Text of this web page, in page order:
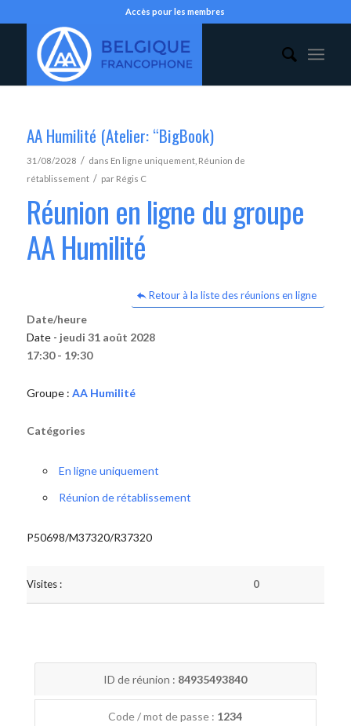
Accès pour les membres
AA Humilité (Atelier: “BigBook)
31/08/2028 / dans En ligne uniquement, Réunion de
rétablissement / par Régis C
Réunion en ligne du groupe
AA Humilité
Retour à la liste des réunions en ligne
Date/heure
Date - jeudi 31 août 2028
17:30 - 19:30
Groupe : AA Humilité
Catégories
En ligne uniquement
Réunion de rétablissement
P50698/M37320/R37320
Visites : 0
ID de réunion : 84935493840
Code / mot de passe : 1234